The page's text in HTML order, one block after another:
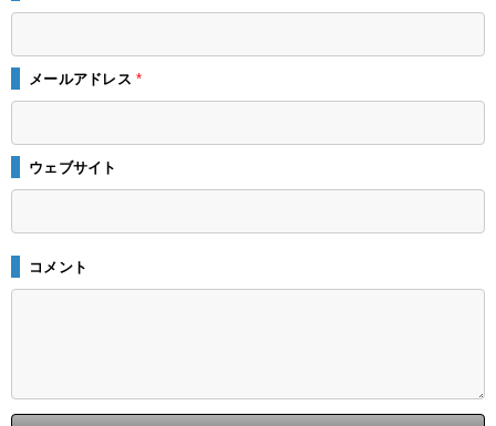
メールアドレス*
ウェブサイト
コメント